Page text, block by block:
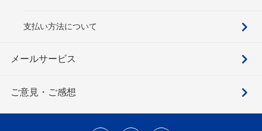
支払い方法について
メールサービス
ご意見・ご感想